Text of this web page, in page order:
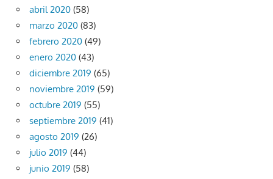
abril 2020 (58)
marzo 2020 (83)
febrero 2020 (49)
enero 2020 (43)
diciembre 2019 (65)
noviembre 2019 (59)
octubre 2019 (55)
septiembre 2019 (41)
agosto 2019 (26)
julio 2019 (44)
junio 2019 (58)